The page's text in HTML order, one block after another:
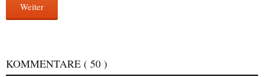
Weiter
KOMMENTARE ( 50 )